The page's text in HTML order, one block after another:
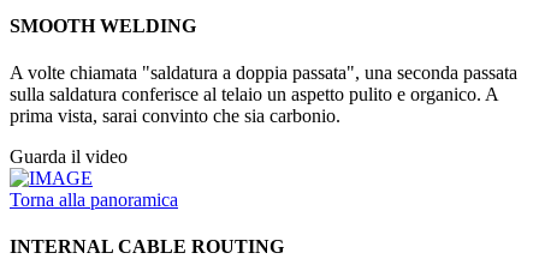
SMOOTH WELDING
A volte chiamata "saldatura a doppia passata", una seconda passata
sulla saldatura conferisce al telaio un aspetto pulito e organico. A
prima vista, sarai convinto che sia carbonio.
Guarda il video
Torna alla panoramica
INTERNAL CABLE ROUTING